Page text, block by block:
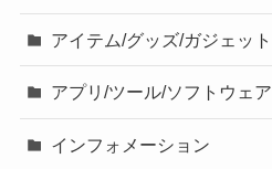
アイテム/グッズ/ガジェット
アプリ/ツール/ソフトウェア
インフォメーション